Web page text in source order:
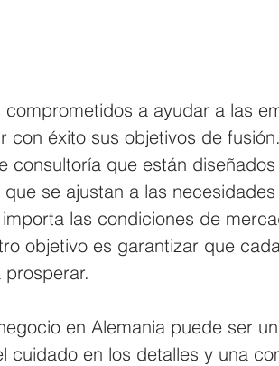
a ayudar a las
con éxito sus objetivos de
consultoría que están
se ajustan a las
las condiciones de
objetivo es garantizar que
en Alemania puede ser
cuidado en los detalles y una